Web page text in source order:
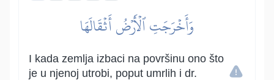
وَأَخۡرَجَتِ ٱلۡأَرۡضُ أَثۡقَالَهَا
I kada zemlja izbaci na površinu ono što
je u njenoj utrobi, poput umrlih i dr.